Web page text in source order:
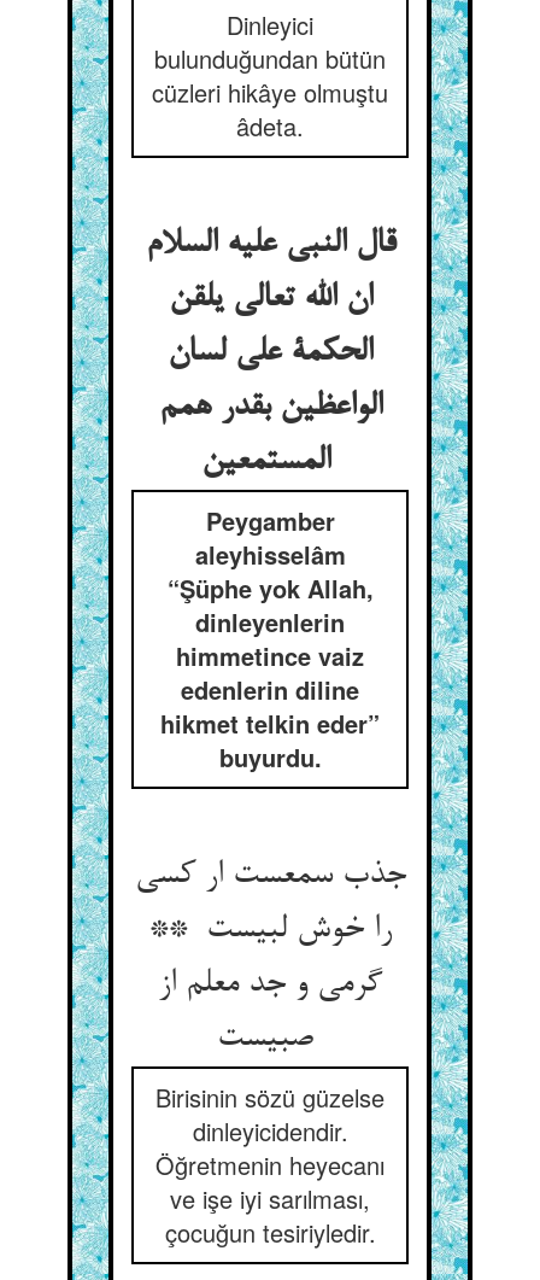
Dinleyici
bulunduğundan bütün
cüzleri hikâye olmuştu
âdeta.
قال النبی علیه السلام
ان الله تعالی یلقن
الحکمة علی لسان
الواعظین بقدر همم
المستمعین
Peygamber
aleyhisselâm
“Şüphe yok Allah,
dinleyenlerin
himmetince vaiz
edenlerin diline
hikmet telkin eder”
buyurdu.
جذب سمعست ار کسی
را خوش لبیست **
گرمی و جد معلم از
Birisinin sözü güzelse
dinleyicidendir.
Öğretmenin heyecanı
ve işe iyi sarılması,
çocuğun tesiriyledir.